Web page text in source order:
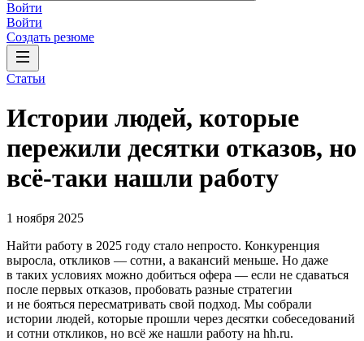
Войти
Войти
Создать резюме
Статьи
Истории людей, которые
пережили десятки отказов, но
всё-таки нашли работу
1 ноября 2025
Найти работу в 2025 году стало непросто. Конкуренция
выросла, откликов — сотни, а вакансий меньше. Но даже
в таких условиях можно добиться офера — если не сдаваться
после первых отказов, пробовать разные стратегии
и не бояться пересматривать свой подход. Мы собрали
истории людей, которые прошли через десятки собеседований
и сотни откликов, но всё же нашли работу на hh.ru.